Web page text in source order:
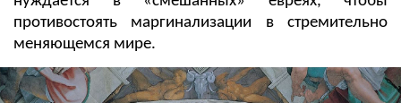
противостоять маргинализации в стремительно
меняющемся мире.